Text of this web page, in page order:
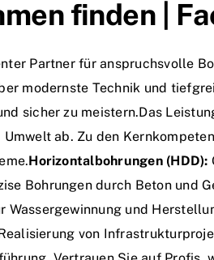
finden |
Partner für anspruchsvolle
modernste Technik und
sicher zu meistern.Das
ab. Zu den
Horizontalbohrungen (HDD):
Bohrungen durch Beton und
Wassergewinnung und
von